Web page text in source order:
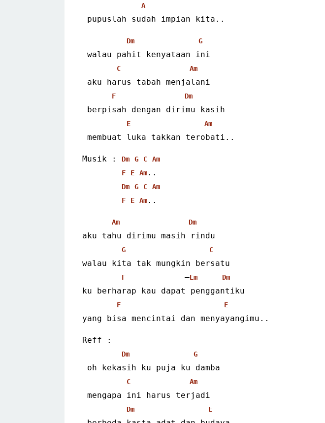
A
pupuslah sudah impian kita..
Dm G
walau pahit kenyataan ini
C Am
aku harus tabah menjalani
F Dm
berpisah dengan dirimu kasih
E Am
membuat luka takkan terobati..
Musik : Dm G C
Am
F
E Am..
Dm G C
Am
F
E Am..
Am Dm
aku tahu dirimu masih rindu
G C
walau kita tak mungkin bersatu
F
            –
Em Dm
ku berharap kau dapat penggantiku
F E
yang bisa mencintai dan menyayangimu..
Reff :
Dm G
oh kekasih ku puja ku damba
C Am
mengapa ini harus terjadi
Dm E